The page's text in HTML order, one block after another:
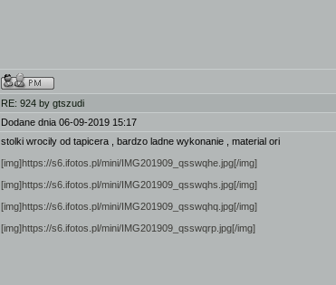
RE: 924 by gtszudi
Dodane dnia 06-09-2019 15:17
stolki wrocily od tapicera , bardzo ladne wykonanie , material ori
[img]https://s6.ifotos.pl/mini/IMG201909_qsswqhe.jpg[/img]
[img]https://s6.ifotos.pl/mini/IMG201909_qsswqhs.jpg[/img]
[img]https://s6.ifotos.pl/mini/IMG201909_qsswqhq.jpg[/img]
[img]https://s6.ifotos.pl/mini/IMG201909_qsswqrp.jpg[/img]